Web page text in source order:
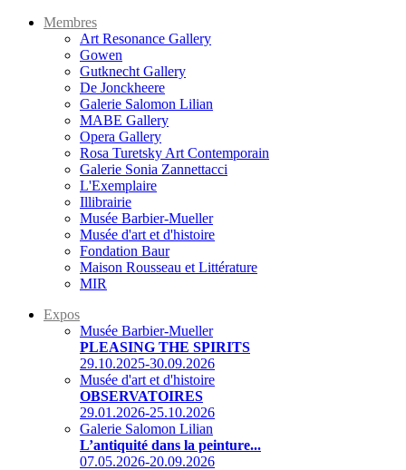
Membres
Art Resonance Gallery
Gowen
Gutknecht Gallery
De Jonckheere
Galerie Salomon Lilian
MABE Gallery
Opera Gallery
Rosa Turetsky Art Contemporain
Galerie Sonia Zannettacci
L'Exemplaire
Illibrairie
Musée Barbier-Mueller
Musée d'art et d'histoire
Fondation Baur
Maison Rousseau et Littérature
MIR
Expos
Musée Barbier-Mueller
PLEASING THE SPIRITS
29.10.2025-30.09.2026
Musée d'art et d'histoire
OBSERVATOIRES
29.01.2026-25.10.2026
Galerie Salomon Lilian
L’antiquité dans la peinture...
07.05.2026-20.09.2026